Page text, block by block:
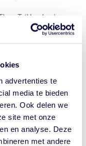
advertenties te
media te bieden
Ook delen we
site met onze
en analyse. Deze
met andere
(Haarlem)
bij de
wordt. Dit